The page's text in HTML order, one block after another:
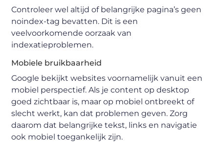
Controleer wel altijd of belangrijke pagina’s geen
noindex-tag bevatten. Dit is een
veelvoorkomende oorzaak van
indexatieproblemen.
Mobiele bruikbaarheid
Google bekijkt websites voornamelijk vanuit een
mobiel perspectief. Als je content op desktop
goed zichtbaar is, maar op mobiel ontbreekt of
slecht werkt, kan dat problemen geven. Zorg
daarom dat belangrijke tekst, links en navigatie
ook mobiel toegankelijk zijn.